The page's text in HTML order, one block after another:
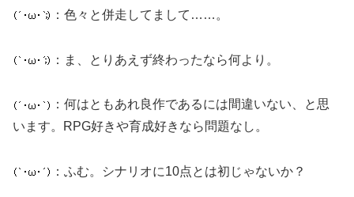
：色々と併走してまして……。
：ま、とりあえず終わったなら何より。
：何はともあれ良作であるには間違いない、と思
います。RPG好きや育成好きなら問題なし。
：ふむ。シナリオに10点とは初じゃないか？